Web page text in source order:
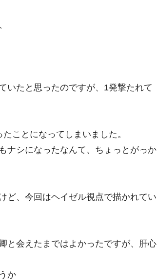
いたと思ったのですが、1発撃たれて
ことになってしまいました。
ナシになったなんて、ちょっとがっか
ど、今回はヘイゼル視点で描かれてい
と会えたまではよかったですが、肝心
か